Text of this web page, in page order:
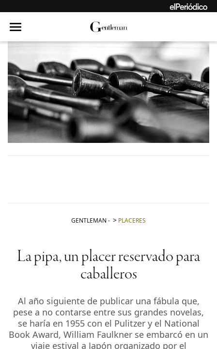
GENTLEMAN - PLACERES
La pipa, un placer reservado para
caballeros
Al año siguiente de publicar una fábula que,
pese a no contarse entre sus grandes novelas,
se haría en 1955 con el Pulitzer y el National
Book Award, William Faulkner se embarcó en un
viaje estival a Japón organizado por el